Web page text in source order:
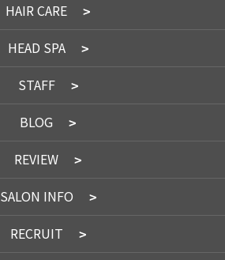
HAIR CARE
HEAD SPA
STAFF
BLOG
REVIEW
SALON INFO
RECRUIT